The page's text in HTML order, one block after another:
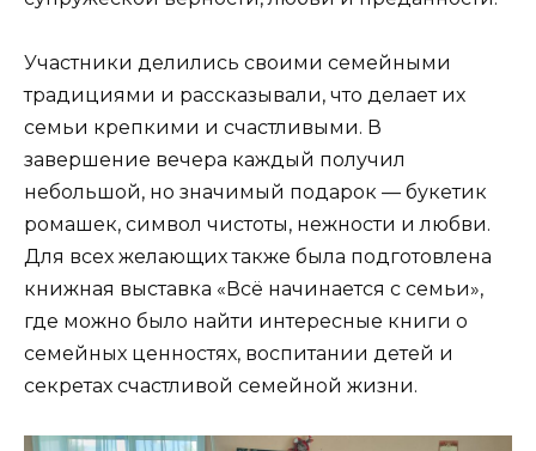
Участники делились своими семейными
традициями и рассказывали, что делает их
семьи крепкими и счастливыми. В
завершение вечера каждый получил
небольшой, но значимый подарок — букетик
ромашек, символ чистоты, нежности и любви.
Для всех желающих также была подготовлена
книжная выставка «Всё начинается с семьи»,
где можно было найти интересные книги о
семейных ценностях, воспитании детей и
секретах счастливой семейной жизни.